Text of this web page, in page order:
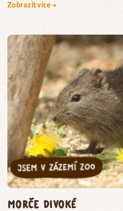
Zobrazit více →
morče divoké